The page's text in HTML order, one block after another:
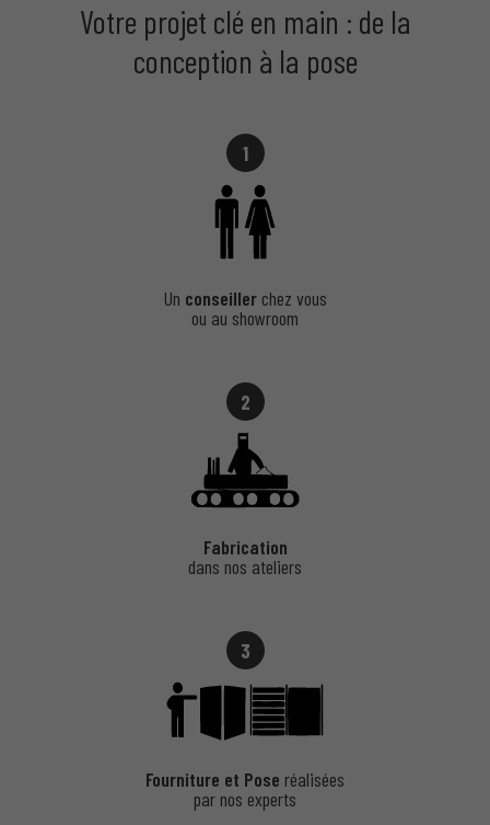
Votre projet clé en main : de la
conception à la pose
1
Un conseillerchez vous
ou au showroom
2
Fabrication
dans nos ateliers
3
Fourniture et Pose réalisées
par nos experts